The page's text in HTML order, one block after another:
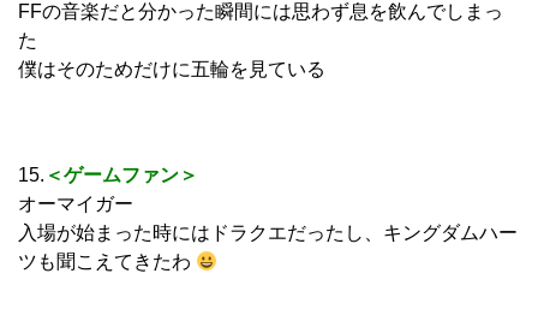
FFの音楽だと分かった瞬間には思わず息を飲んでしまっ
た
僕はそのためだけに五輪を見ている
15. ＜ゲームファン＞
オーマイガー
入場が始まった時にはドラクエだったし、キングダムハー
ツも聞こえてきたわ